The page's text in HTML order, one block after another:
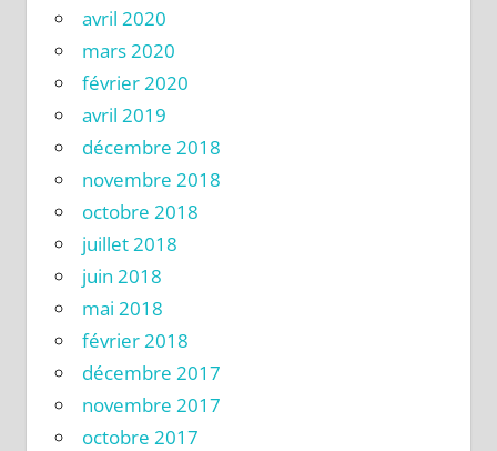
avril 2020
mars 2020
février 2020
avril 2019
décembre 2018
novembre 2018
octobre 2018
juillet 2018
juin 2018
mai 2018
février 2018
décembre 2017
novembre 2017
octobre 2017